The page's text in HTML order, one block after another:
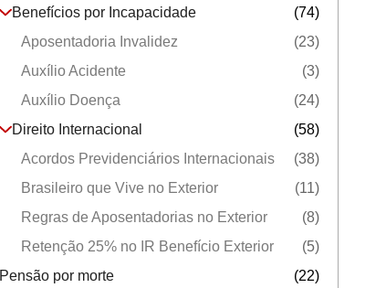
Benefícios por Incapacidade
(74)
Aposentadoria Invalidez
(23)
Auxílio Acidente
(3)
Auxílio Doença
(24)
Direito Internacional
(58)
Acordos Previdenciários Internacionais
(38)
Brasileiro que Vive no Exterior
(11)
Regras de Aposentadorias no Exterior
(8)
Retenção 25% no IR Benefício Exterior
(5)
Pensão por morte
(22)